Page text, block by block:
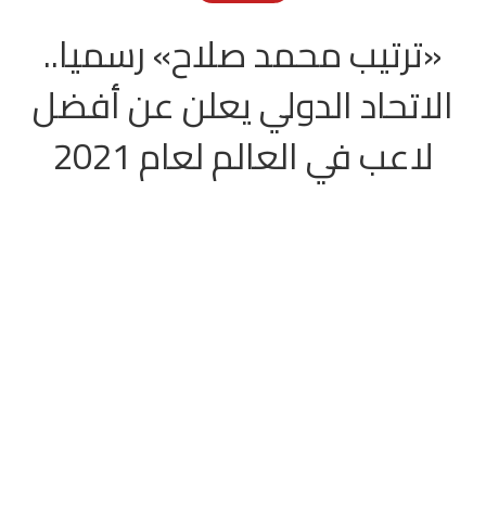
«ترتيب محمد صلاح» رسميا..
الاتحاد الدولي يعلن عن أفضل
لاعب في العالم لعام 2021